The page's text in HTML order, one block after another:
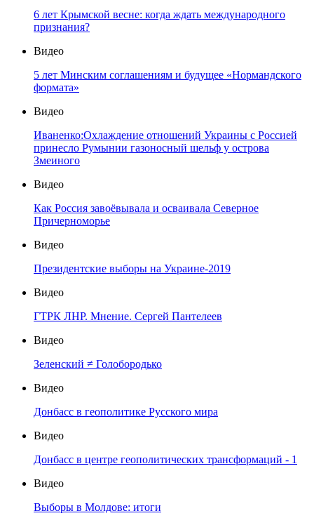
6 лет Крымской весне: когда ждать международного
признания?
Видео
5 лет Минским соглашениям и будущее «Нормандского
формата»
Видео
Иваненко:Охлаждение отношений Украины с Россией
принесло Румынии газоносный шельф у острова
Змеиного
Видео
Как Россия завоёвывала и осваивала Северное
Причерноморье
Видео
Президентские выборы на Украине-2019
Видео
ГТРК ЛНР. Мнение. Сергей Пантелеев
Видео
Зеленский ≠ Голобородько
Видео
Донбасс в геополитике Русского мира
Видео
Донбасс в центре геополитических трансформаций - 1
Видео
Выборы в Молдове: итоги